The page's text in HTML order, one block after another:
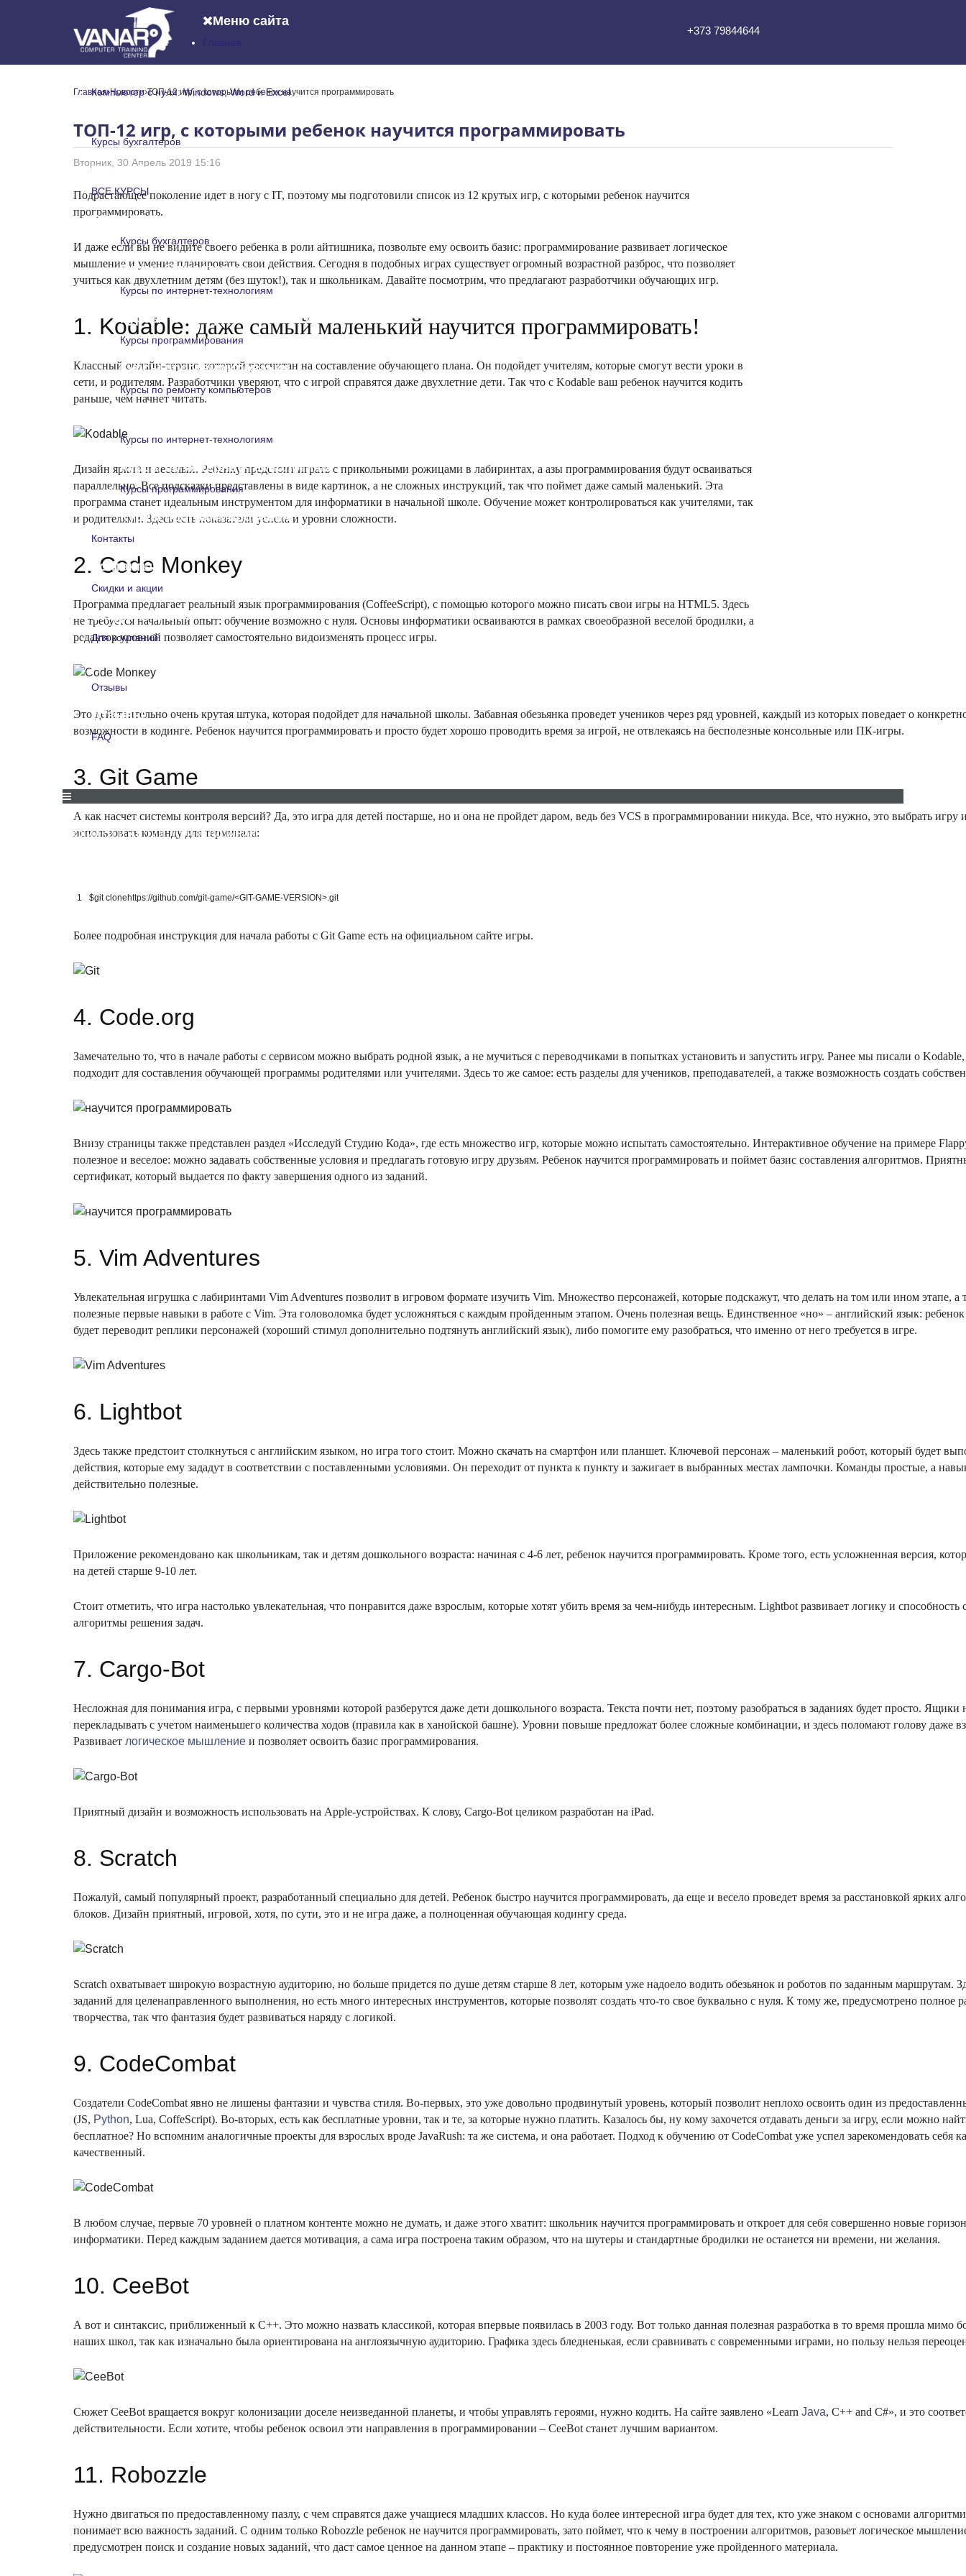
Меню сайта
Компьютер с нуля: Windows, Word и Excel
Компьютер с нуля: Windows, Word и Excel
Курсы бухгалтеров
Курсы бухгалтеров
ВСЕ КУРСЫ
ВСЕ КУРСЫ
Курсы бухгалтеров
Курсы бухгалтеров
Курсы по интернет-технологиям
Курсы по интернет-технологиям
Курсы программирования
Курсы программирования
Курсы по ремонту компьютеров
Курсы по интернет-технологиям
Курсы по интернет-технологиям
Курсы программирования
Курсы программирования
Контакты
Контакты
Скидки и акции
Скидки и акции
Для компаний
Для компаний
Отзывы
Отзывы
FAQ
СКИДКИ И АКЦИИ ДЛЯ КОМПАНИЙ
+373 79844644
Главная Новости ТОП-12 игр, с которыми ребенок научится программировать
ТОП-12 игр, с которыми ребенок научится программировать
Вторник, 30 Апрель 2019 15:16
Подрастающее поколение идет в ногу с IT, поэтому мы подготовили список из 12 крутых игр, с которыми ребенок научится
программировать.
И даже если вы не видите своего ребенка в роли айтишника, позвольте ему освоить базис: программирование развивает логическое
мышление и умение планировать свои действия. Сегодня в подобных играх существует огромный возрастной разброс, что позволяет
учиться как двухлетним детям (без шуток!), так и школьникам. Давайте посмотрим, что предлагают разработчики обучающих игр.
1. Kodable: даже самый маленький научится программировать!
Классный онлайн-сервис, который рассчитан на составление обучающего плана. Он подойдет учителям, которые смогут вести уроки в
сети, и родителям. Разработчики уверяют, что с игрой справятся даже двухлетние дети. Так что с Kodable ваш ребенок научится кодить
раньше, чем начнет читать.
Дизайн яркий и веселый. Ребенку предстоит играть с прикольными рожицами в лабиринтах, а азы программирования будут осваиваться
параллельно. Все подсказки представлены в виде картинок, а не сложных инструкций, так что поймет даже самый маленький. Эта
программа станет идеальным инструментом для информатики в начальной школе. Обучение может контролироваться как учителями, так
и родителями. Здесь есть показатели успеха и уровни сложности.
2. Code Monkey
Программа предлагает реальный язык программирования (CoffeeScript), с помощью которого можно писать свои игры на HTML5. Здесь
не требуется начальный опыт: обучение возможно с нуля. Основы информатики осваиваются в рамках своеобразной веселой бродилки, а
редактор уровней позволяет самостоятельно видоизменять процесс игры.
Это действительно очень крутая штука, которая подойдет для начальной школы. Забавная обезьянка проведет учеников через ряд уровней, каждый из которых поведает о
возможности в кодинге. Ребенок научится программировать и просто будет хорошо проводить время за игрой, не отвлекаясь на бесполезные консольные или ПК-игры.
3. Git Game
А как насчет системы контроля версий? Да, это игра для детей постарше, но и она не пройдет даром, ведь без VCS в программировании никуда. Все, что нужно, это выбрать игру
использовать команду для терминала:
1 $git clone https://github.com/git-game/<GIT-GAME-VERSION>.git
Более подробная инструкция для начала работы с Git Game есть на официальном сайте игры.
4. Code.org
Замечательно то, что в начале работы с сервисом можно выбрать родной язык, а не мучиться с переводчиками в попытках установить и запустить игру. Ранее мы писали о
подходит для составления обучающей программы родителями или учителями. Здесь то же самое: есть разделы для учеников, преподавателей, а также возможность создать
Внизу страницы также представлен раздел «Исследуй Студию Кода», где есть множество игр, которые можно испытать самостоятельно. Интерактивное обучение на примере
полезное и веселое: можно задавать собственные условия и предлагать готовую игру друзьям. Ребенок научится программировать и поймет базис составления алгоритмов.
сертификат, который выдается по факту завершения одного из заданий.
5. Vim Adventures
Увлекательная игрушка с лабиринтами Vim Adventures позволит в игровом формате изучить Vim. Множество персонажей, которые подскажут, что делать на том или ином этапе, а
полезные первые навыки в работе с Vim. Эта головоломка будет усложняться с каждым пройденным этапом. Очень полезная вещь. Единственное «но» – английский язык:
будет переводит реплики персонажей (хороший стимул дополнительно подтянуть английский язык), либо помогите ему разобраться, что именно от него требуется в игре.
6. Lightbot
Здесь также предстоит столкнуться с английским языком, но игра того стоит. Можно скачать на смартфон или планшет. Ключевой персонаж – маленький робот, который будет
действия, которые ему зададут в соответствии с поставленными условиями. Он переходит от пункта к пункту и зажигает в выбранных местах лампочки. Команды простые, а
действительно полезные.
Приложение рекомендовано как школьникам, так и детям дошкольного возраста: начиная с 4-6 лет, ребенок научится программировать. Кроме того, есть усложненная версия,
на детей старше 9-10 лет.
Стоит отметить, что игра настолько увлекательная, что понравится даже взрослым, которые хотят убить время за чем-нибудь интересным. Lightbot развивает логику и способность
алгоритмы решения задач.
7. Cargo-Bot
Несложная для понимания игра, с первыми уровнями которой разберутся даже дети дошкольного возраста. Текста почти нет, поэтому разобраться в заданиях будет просто. Ящики
перекладывать с учетом наименьшего количества ходов (правила как в ханойской башне). Уровни повыше предложат более сложные комбинации, и здесь поломают голову даже
Развивает логическое мышление и позволяет освоить базис программирования.
Приятный дизайн и возможность использовать на Apple-устройствах. К слову, Cargo-Bot целиком разработан на iPad.
8. Scratch
Пожалуй, самый популярный проект, разработанный специально для детей. Ребенок быстро научится программировать, да еще и весело проведет время за расстановкой ярких
блоков. Дизайн приятный, игровой, хотя, по сути, это и не игра даже, а полноценная обучающая кодингу среда.
Scratch охватывает широкую возрастную аудиторию, но больше придется по душе детям старше 8 лет, которым уже надоело водить обезьянок и роботов по заданным маршрутам.
заданий для целенаправленного выполнения, но есть много интересных инструментов, которые позволят создать что-то свое буквально с нуля. К тому же, предусмотрено полное
творчества, так что фантазия будет развиваться наряду с логикой.
9. CodeCombat
Создатели CodeCombat явно не лишены фантазии и чувства стиля. Во-первых, это уже довольно продвинутый уровень, который позволит неплохо освоить один из
(JS, Python, Lua, CoffeScript). Во-вторых, есть как бесплатные уровни, так и те, за которые нужно платить. Казалось бы, ну кому захочется отдавать деньги за игру, если можно
бесплатное? Но вспомним аналогичные проекты для взрослых вроде JavaRush: та же система, и она работает. Подход к обучению от CodeCombat уже успел зарекомендовать себя
качественный.
В любом случае, первые 70 уровней о платном контенте можно не думать, и даже этого хватит: школьник научится программировать и откроет для себя совершенно новые
информатики. Перед каждым заданием дается мотивация, а сама игра построена таким образом, что на шутеры и стандартные бродилки не останется ни времени, ни желания.
10. СeeBot
А вот и синтаксис, приближенный к C++. Это можно назвать классикой, которая впервые появилась в 2003 году. Вот только данная полезная разработка в то время прошла мимо
наших школ, так как изначально была ориентирована на англоязычную аудиторию. Графика здесь бледненькая, если сравнивать с современными играми, но пользу нельзя
Сюжет СeeBot вращается вокруг колонизации доселе неизведанной планеты, и чтобы управлять героями, нужно кодить. На сайте заявлено «Learn Java, C++ and C#», и это
действительности. Если хотите, чтобы ребенок освоил эти направления в программировании – СeeBot станет лучшим вариантом.
11. Robozzle
Нужно двигаться по предоставленному пазлу, с чем справятся даже учащиеся младших классов. Но куда более интересной игра будет для тех, кто уже знаком с основами
понимает всю важность заданий. С одним только Robozzle ребенок не научится программировать, зато поймет, что к чему в построении алгоритмов, разовьет логическое
предусмотрен поиск и создание новых заданий, что даст самое ценное на данном этапе – практику и постоянное повторение уже пройденного материала.